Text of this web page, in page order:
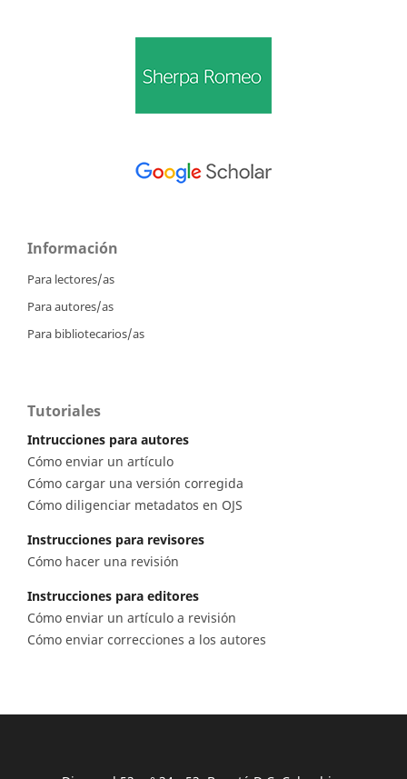
Información
Para lectores/as
Para autores/as
Para bibliotecarios/as
Tutoriales
Intrucciones para autores
Cómo enviar un artículo
Cómo cargar una versión corregida
Cómo diligenciar metadatos en OJS
Instrucciones para revisores
Cómo hacer una revisión
Instrucciones para editores
Cómo enviar un artículo a revisión
Cómo enviar correcciones a los autores